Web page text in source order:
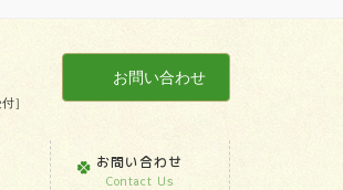
］
お問い合わせ
お問い合わせ
Contact Us